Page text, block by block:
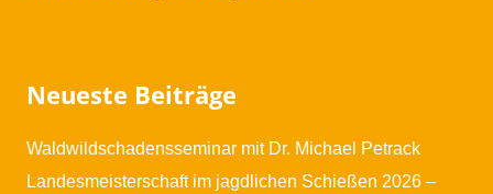
Neueste Beiträge
Waldwildschadensseminar mit Dr. Michael Petrack
Landesmeisterschaft im jagdlichen Schießen 2026 –